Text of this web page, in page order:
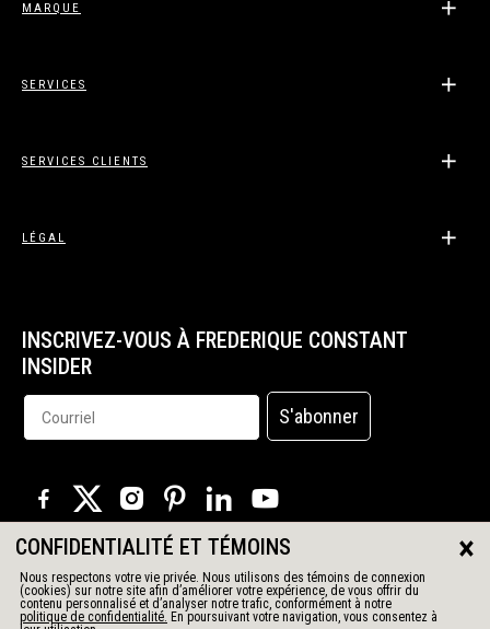
MARQUE
SERVICES
SERVICES CLIENTS
LÉGAL
INSCRIVEZ-VOUS À FREDERIQUE CONSTANT
INSIDER
S'abonner
© 2026 Tous droits réservés
CONFIDENTIALITÉ ET TÉMOINS
Nous respectons votre vie privée. Nous utilisons des témoins de connexion
(cookies) sur notre site afin d’améliorer votre expérience, de vous offrir du
contenu personnalisé et d’analyser notre trafic, conformément à notre
politique de confidentialité. En poursuivant votre navigation, vous consentez à
×